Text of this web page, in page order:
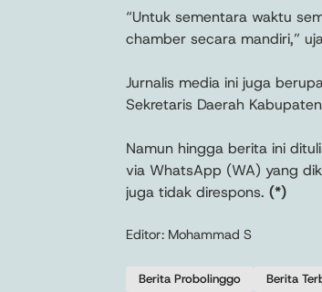
“Untuk sementara waktu
chamber secara mandiri,”
Jurnalis media ini juga
Sekretaris Daerah
Namun hingga berita ini
via WhatsApp (WA) yang
juga tidak direspons. (*)
Editor: Mohammad S
Berita Probolinggo Berita